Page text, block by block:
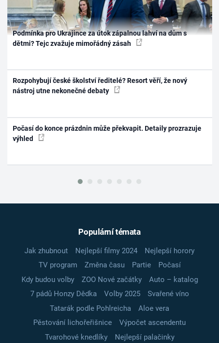
Podmínka pro Ukrajince za útok zápalnou lahví na dům s
dětmi? Tejc zvažuje mimořádný zásah
Rozpohybují české školství ředitelé? Resort věří, že nový
nástroj utne nekonečné debaty
Počasí do konce prázdnin může překvapit. Detaily prozrazuje
výhled
Populární témata
Jak zhubnout Nejlepší filmy 2024
Nejlepší horory
TV program
Změna času Partie
Počasí
Kdy budou volby
ZOO Nové začátky
Auto – katalog
7 pádů Honzy Dědka
Volby 2025
Svařené víno
Tatarák podle Pohlreicha
Aloe vera
Pěstování lichořeřišnice
Výpočet ascendentu
Tvarohové knedlíky
Nejlepší palačinky